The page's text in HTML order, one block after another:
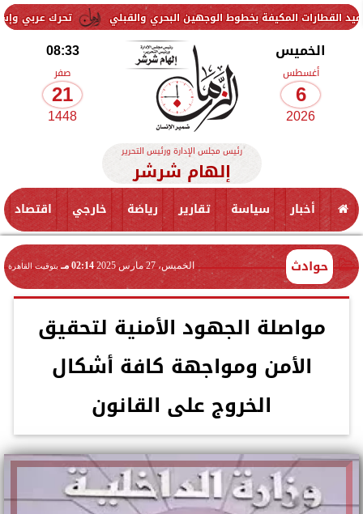
تحرك عربي وإسلامي المكيفة بخطوط الوجهين البحري والقبلي
الخميس
أغسطس
6
2026
08:33
صفر
21
1448
رئيس مجلس الإدارة ورئيس التحرير
إلهام شرشر
أخبار سياسة تقارير رياضة خارجي اقتصاد
حوادث الخميس، 27 مارس 2025 02:14 مـ بتوقيت القاهرة
مواصلة الجهود الأمنية لتحقيق
الأمن ومواجهة كافة أشكال
الخروج على القانون